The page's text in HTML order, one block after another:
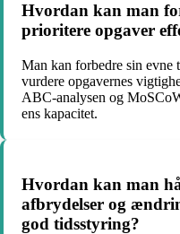
Hvordan kan man
prioritere opgaver
Man kan forbedre sin evne
vurdere opgavernes
ABC-analysen og
ens kapacitet.
Hvordan kan man
afbrydelser og
god tidsstyring?